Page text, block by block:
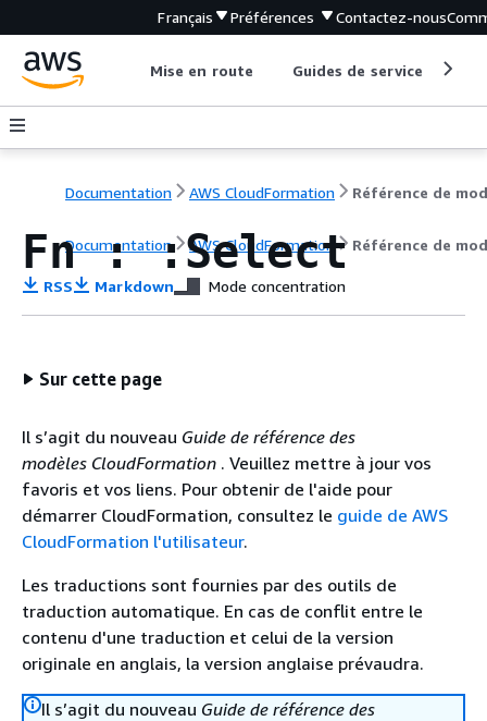
Français Préférences Contactez-nous
Mise en route Guides de service
Documentation AWS CloudFormation
Documentation AWS CloudFormation Référence de
Fn : :Select
RSS Markdown Mode concentration
Sur cette page
Il s’agit du nouveau Guide de référence des
modèles CloudFormation . Veuillez mettre à jour vos
favoris et vos liens. Pour obtenir de l'aide pour
démarrer CloudFormation, consultez le guide de AWS
CloudFormation l'utilisateur.
Les traductions sont fournies par des outils de
traduction automatique. En cas de conflit entre le
contenu d'une traduction et celui de la version
originale en anglais, la version anglaise prévaudra.
Il s’agit du nouveau Guide de référence des